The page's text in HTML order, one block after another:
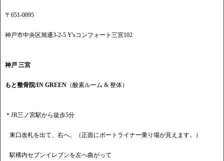
〒651-0095
神戸市中央区旭通3-2-5 Y'sコンフォート三宮102
神戸 三宮
もと整骨院/IN GREEN （酸素ルーム & 整体）
＊JR三ノ宮駅から徒歩5分
東口改札を出て、右へ。（正面にポートライナー乗り場が見えます。）
駅構内セブンイレブンを左へ曲がって